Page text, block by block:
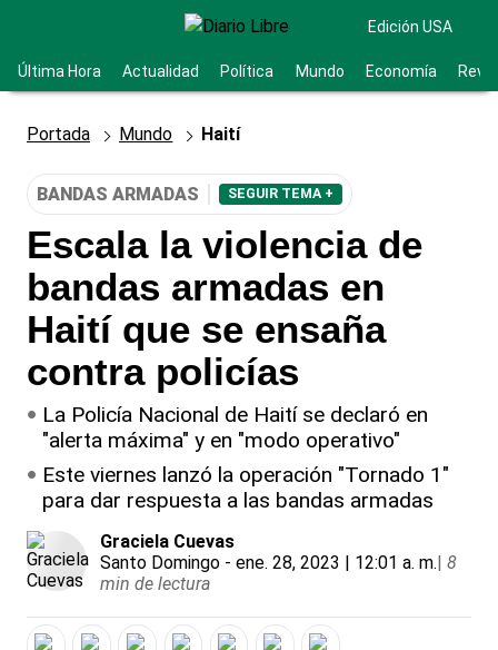
Edición USA
Última Hora Actualidad Política Mundo Economía
Portada Mundo Haití
BANDAS ARMADAS SEGUIR TEMA +
Escala la violencia de
bandas armadas en
Haití que se ensaña
contra policías
La Policía Nacional de Haití se declaró en
"alerta máxima" y en "modo operativo"
Este viernes lanzó la operación "Tornado 1"
para dar respuesta a las bandas armadas
Graciela Cuevas
Santo Domingo - ene. 28, 2023 | 12:01 a. m.| 8
min de lectura